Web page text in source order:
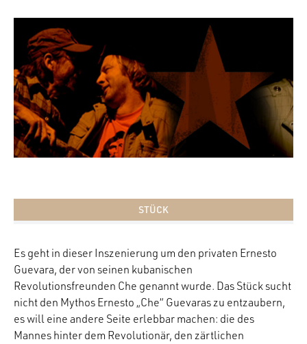
STÜCK
Es geht in dieser Inszenierung um den privaten Ernesto
Guevara, der von seinen kubanischen
Revolutionsfreunden Che genannt wurde. Das Stück sucht
nicht den Mythos Ernesto „Che“ Guevaras zu entzaubern,
es will eine andere Seite erlebbar machen: die des
Mannes hinter dem Revolutionär, den zärtlichen